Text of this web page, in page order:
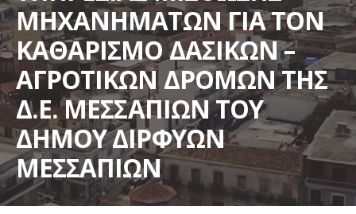
ΜΗΧΑΝΗΜΑΤΩΝ ΓΙΑ ΤΟΝ
ΚΑΘΑΡΙΣΜΟ ΔΑΣΙΚΩΝ –
ΑΓΡΟΤΙΚΩΝ ΔΡΟΜΩΝ ΤΗΣ
Δ.Ε. ΜΕΣΣΑΠΙΩΝ ΤΟΥ
ΔΗΜΟΥ ΔΙΡΦΥΩΝ
ΜΕΣΣΑΠΙΩΝ